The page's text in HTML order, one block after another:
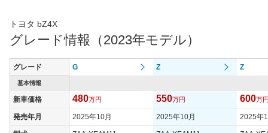
トヨタ bZ4X
グレード情報（2023年モデル）
グレード G Z Z
基本情報
新車価格 480万円 550万円 600万
発売年月 2025年10月 2025年10月 2025年